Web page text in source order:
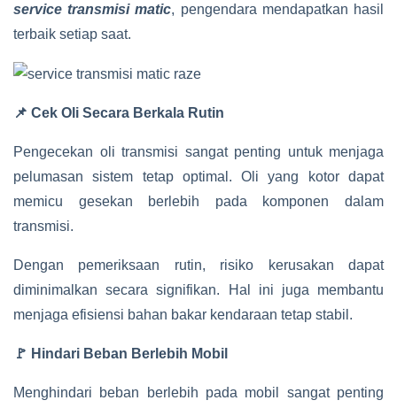
service transmisi matic, pengendara mendapatkan hasil
terbaik setiap saat.
📌 Cek Oli Secara Berkala Rutin
Pengecekan oli transmisi sangat penting untuk menjaga
pelumasan sistem tetap optimal. Oli yang kotor dapat
memicu gesekan berlebih pada komponen dalam
transmisi.
Dengan pemeriksaan rutin, risiko kerusakan dapat
diminimalkan secara signifikan. Hal ini juga membantu
menjaga efisiensi bahan bakar kendaraan tetap stabil.
🚩 Hindari Beban Berlebih Mobil
Menghindari beban berlebih pada mobil sangat penting